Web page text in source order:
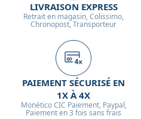
LIVRAISON EXPRESS
Retrait en magasin, Colissimo,
Chronopost, Transporteur
PAIEMENT SÉCURISÉ EN
1X À 4X
Monético CIC Paiement, Paypal,
Paiement en 3 fois sans frais